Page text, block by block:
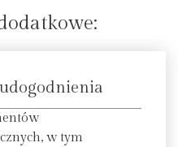
w tym